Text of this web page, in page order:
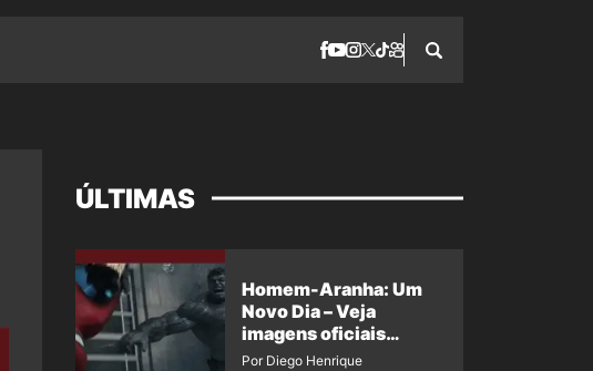
ÚLTIMAS
Homem-Aranha: Um
Novo Dia – Veja
imagens oficiais
descartadas do Hulk
Por Diego Henrique